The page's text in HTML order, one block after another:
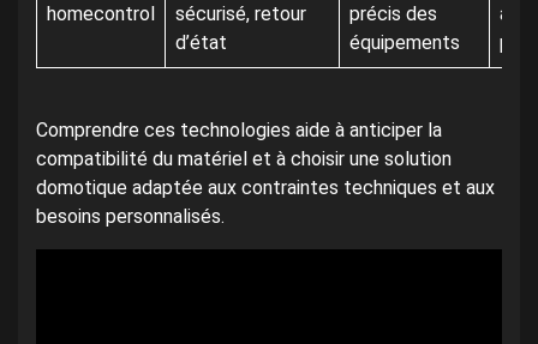
homecontrol
sécurisé, retour
d’état
précis des
équipements
Comprendre ces technologies aide à anticiper la
compatibilité du matériel et à choisir une solution
domotique adaptée aux contraintes techniques et aux
besoins personnalisés.